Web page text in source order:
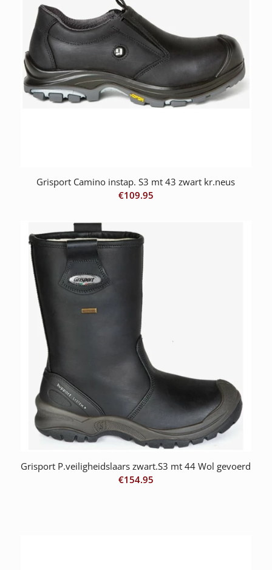
Grisport Camino instap. S3 mt 43 zwart kr.neus
€109.95
Grisport P.veiligheidslaars zwart.S3 mt 44 Wol gevoerd
€154.95